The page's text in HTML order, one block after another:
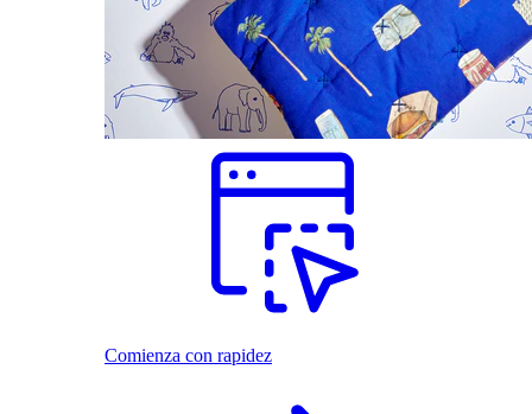
Comienza con rapidez